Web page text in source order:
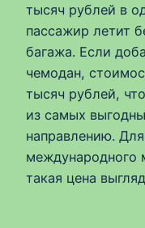
тысяч рублей в
пассажир летит
багажа. Если
чемодан,
тысяч рублей,
из самых
направлению.
международного
такая цена